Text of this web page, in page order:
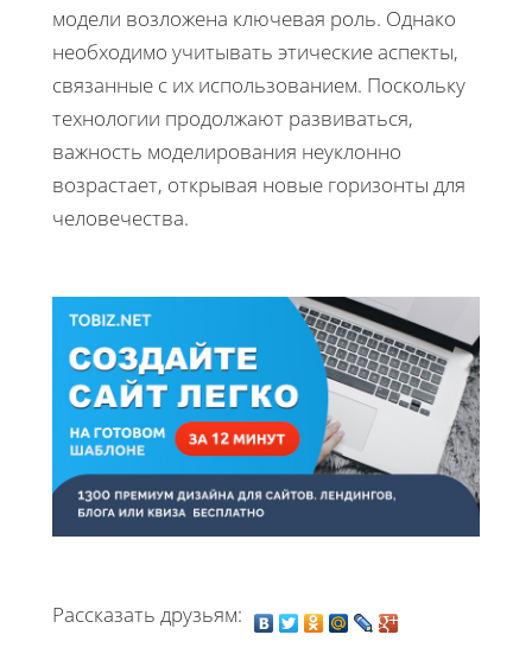
модели возложена ключевая роль. Однако
необходимо учитывать этические аспекты,
связанные с их использованием. Поскольку
технологии продолжают развиваться,
важность моделирования неуклонно
возрастает, открывая новые горизонты для
человечества.
Рассказать друзьям: